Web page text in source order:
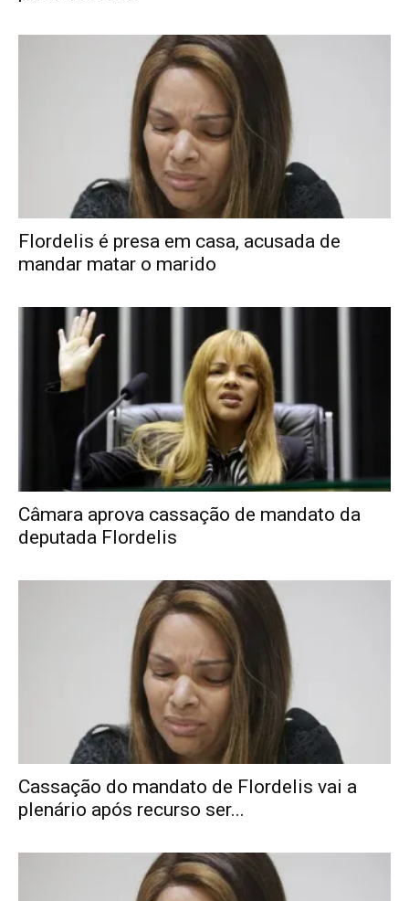
Flordelis é presa em casa, acusada de
mandar matar o marido
Câmara aprova cassação de mandato da
deputada Flordelis
Cassação do mandato de Flordelis vai a
plenário após recurso ser...